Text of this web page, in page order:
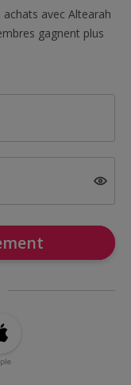
avec Altearah
gagnent plus